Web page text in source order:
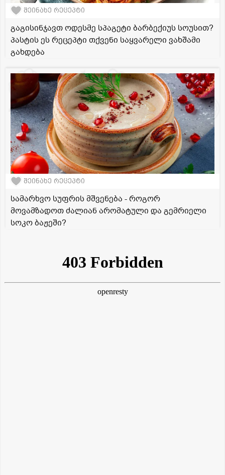
შეინახე რეცეპტი
გაგისინჯავთ ოდესმე სპაგეტი ბარბექიუს სოუსით?
პასტის ეს რეცეპტი თქვენი საყვარელი ვახშამი
გახდება
შეინახე რეცეპტი
სამარხვო სუფრის მშვენება - როგორ
მოვამზადოთ ძალიან არომატული და გემრიელი
სოკო ბაჟეში?